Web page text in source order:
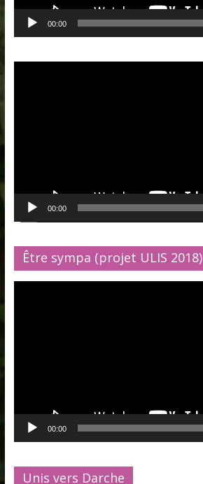
00:00
00:00
Être sympa (projet ULIS 2018)
00:00
Unis vers Darche